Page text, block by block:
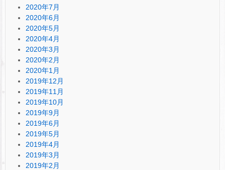
2020年7月
2020年6月
2020年5月
2020年4月
2020年3月
2020年2月
2020年1月
2019年12月
2019年11月
2019年10月
2019年9月
2019年6月
2019年5月
2019年4月
2019年3月
2019年2月